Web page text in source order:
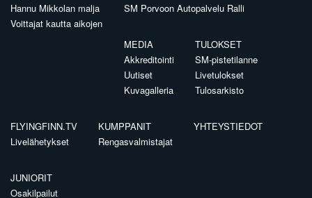
Hannu Mikkolan malja
Voittajat kautta aikojen
SM Porvoon Autopalvelu Ralli
MEDIA
Akkreditointi
Uutiset
Kuvagalleria
TULOKSET
SM-pistetilanne
Livetulokset
Tulosarkisto
FLYINGFINN.TV
Livelähetykset
KUMPPANIT
Rengasvalmistajat
YHTEYSTIEDOT
JUNIORIT
Osakilpailut